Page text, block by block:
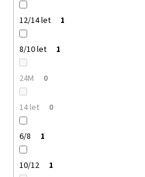
12/14 let 1
8/10 let 1
24M 0
14 let 0
6/8 1
10/12 1